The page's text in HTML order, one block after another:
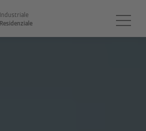
Industriale
Residenziale